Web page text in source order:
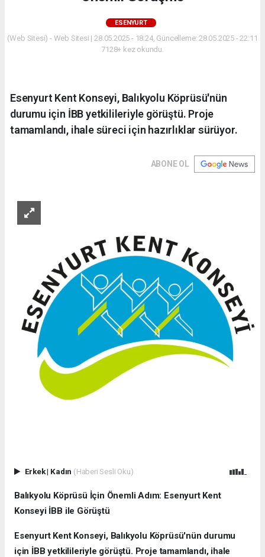
ESENYURT
(Web Sitesi) - Web Sitesi | 28.05.2025 - 18:24, Güncelleme: 28.05.2025 - 22:11
7128+ kez okundu.
Esenyurt Kent Konseyi, Balıkyolu Köprüsü'nün
durumu için İBB yetkilileriyle görüştü. Proje
tamamlandı, ihale süreci için hazırlıklar sürüyor.
ABONE OL
Erkek| Kadın (Haberi Sesli Oku)
Balıkyolu Köprüsü İçin Önemli Adım: Esenyurt Kent
Konseyi İBB ile Görüştü
Esenyurt Kent Konseyi, Balıkyolu Köprüsü'nün durumu
için İBB yetkilileriyle görüştü. Proje tamamlandı, ihale